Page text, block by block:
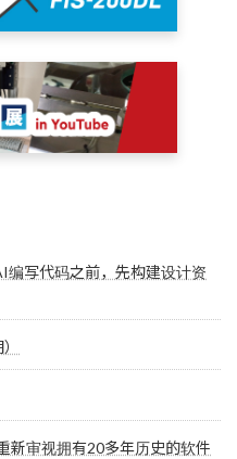
写代码之前，先构建设计资
新审视拥有20多年历史的软件